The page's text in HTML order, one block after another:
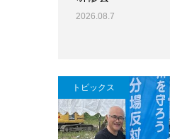
2026.08.7
トピックス